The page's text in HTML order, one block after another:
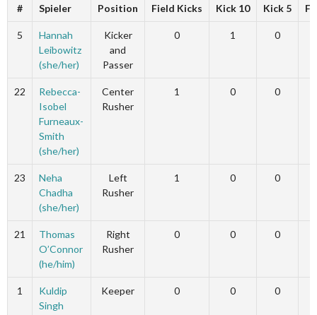
# Spieler Position Field Kicks Kick 10 Kick 5
5
Hannah
Leibowitz
(she/her)
Kicker
and
Passer
0 1 0
22
Rebecca-
Isobel
Furneaux-
Smith
(she/her)
Center
Rusher
1 0 0
23
Neha
Chadha
(she/her)
Left
Rusher
1 0 0
21
Thomas
O’Connor
(he/him)
Right
Rusher
0 0 0
1
Kuldip
Singh
Keeper 0 0 0